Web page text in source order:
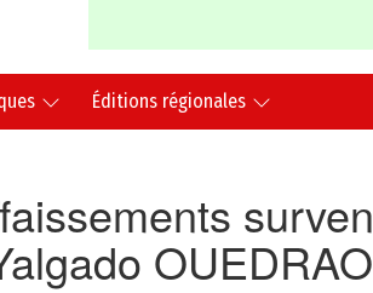
Éditions régionales